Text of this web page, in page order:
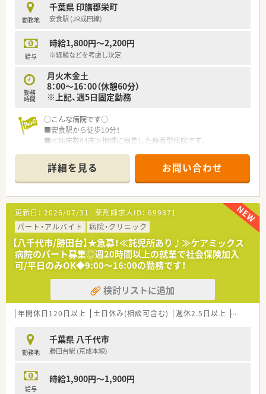
勤務地
千葉県 印旛郡栄町
安食駅 (JR成田線)
給与
時給1,800円～2,200円
※経験などを考慮し決定
勤務
時間
月火木金土
8：00～16：00（休憩60分）
※上記、週5日固定勤務
○こんな病院です○
■安食駅から徒歩10分！
■≪病床数64床≫地域に根差した療養型病院です。
ています！
詳細を見る お問い合わせ
更新日： 2026/07/31 薬剤師求人ID： 699871
パート・アルバイト
病院・クリニック
【八千代市/勝田台】★急募！≪託児所あり♪≫ケアミックス
病院のパート募集◎週20時間以上の就業で社会保険加入
可/平日のみOK◆9:00～16:00の勤務です！
検討リストに追加
年間休日120日以上 土日休み(相談可含む) 週休2.5日以上 週32h以
勤務地
千葉県 八千代市
勝田台駅 (京成本線)
給与
時給1,900円～1,900円